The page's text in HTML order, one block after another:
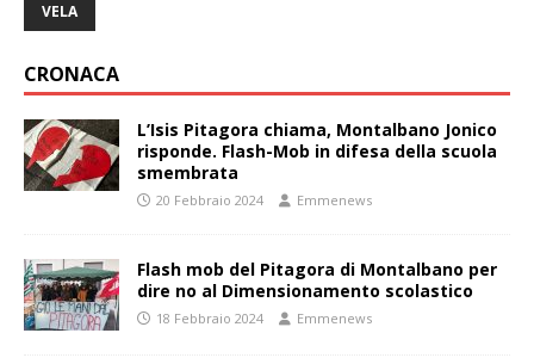
VELA
CRONACA
L’Isis Pitagora chiama, Montalbano Jonico
risponde. Flash-Mob in difesa della scuola
smembrata
20 Febbraio 2024 Emmenews
Flash mob del Pitagora di Montalbano per
dire no al Dimensionamento scolastico
18 Febbraio 2024 Emmenews